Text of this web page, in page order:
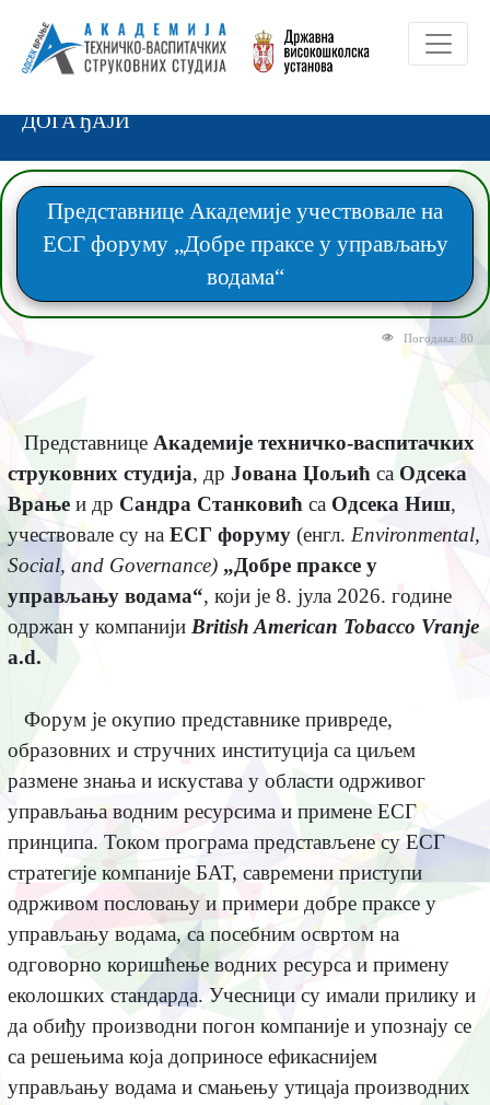
ДОГАЂАЈИ
Представнице Академије учествовале на
ЕСГ форуму „Добре праксе у управљању
водама“
Погодака: 80
Представнице Академије техничко-васпитачких
струковних студија, др Јована Џољић са Одсека
Врањеи др Сандра Станковић са Одсека Ниш,
учествовале су на ЕСГ форуму(енгл. Environmental,
Social, and Governance) „Добре праксе у
управљању водама“, који је 8. јула 2026. године
одржан у компанији British American Tobacco Vranje
a.d.
Форум је окупио представнике привреде,
образовних и стручних институција са циљем
размене знања и искустава у области одрживог
управљања водним ресурсима и примене ЕСГ
принципа. Током програма представљене су ЕСГ
стратегије компаније БАТ, савремени приступи
одрживом пословању и примери добре праксе у
управљању водама, са посебним освртом на
одговорно коришћење водних ресурса и примену
еколошких стандарда. Учесници су имали прилику и
да обиђу производни погон компаније и упознају се
са решењима која доприносе ефикаснијем
управљању водама и смањењу утицаја производних